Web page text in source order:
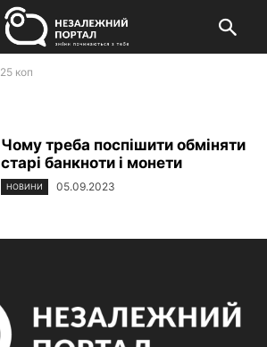
25 коп
Чому треба поспішити обміняти
старі банкноти і монети
НОВИНИ 05.09.2023